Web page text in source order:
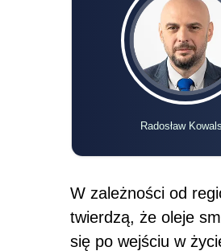
Radosław
W zależności od
twierdzą, że oleje
się po wejściu w